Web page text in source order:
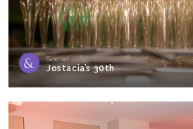
Social
Jostacia’s 30th